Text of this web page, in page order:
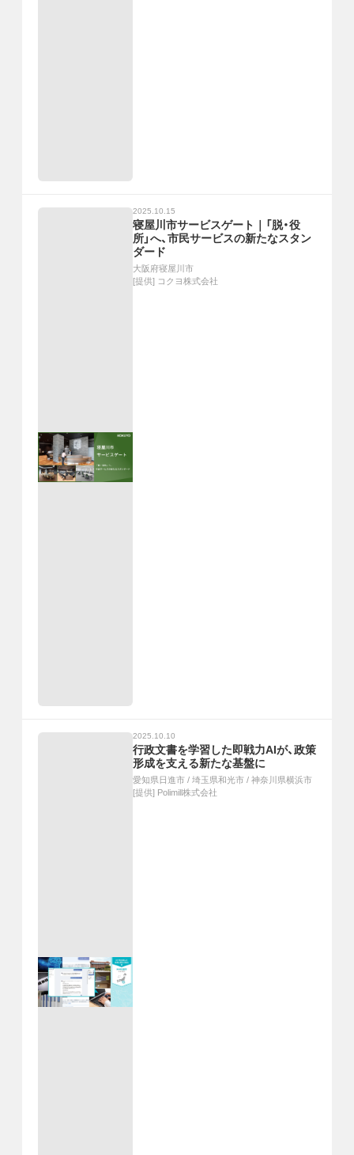
2025.10.15
寝屋川市サービスゲート｜「脱・役
所」へ、市民サービスの新たなスタン
ダード
大阪府寝屋川市
[提供] コクヨ株式会社
2025.10.10
行政文書を学習した即戦力AIが、政策
形成を支える新たな基盤に
愛知県日進市 / 埼玉県和光市 / 神奈川県横浜市
[提供] Polimill株式会社